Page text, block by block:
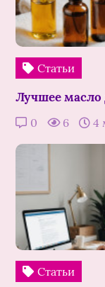
Статьи
Лучшее масло
0 6 4
Статьи